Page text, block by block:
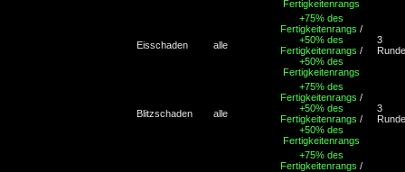
Fertigkeitenrangs
Eisschaden alle
+75% des
Fertigkeitenrangs /
+50% des
Fertigkeitenrangs /
+50% des
Fertigkeitenrangs
3
Blitzschaden alle
+75% des
Fertigkeitenrangs /
+50% des
Fertigkeitenrangs /
+50% des
Fertigkeitenrangs
3
+75% des
Fertigkeitenrangs /